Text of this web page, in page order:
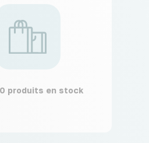
vos Options
produits en stock